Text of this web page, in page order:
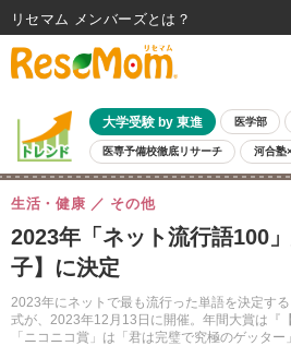
大学受験 by 東進 医学部
医専予備校徹底リサーチ 河合塾
親子で考える大学選び 高校受験 中学受験
共通テスト 夏休み
8月開催イベント・WS 全国公立高校 過去問
自由研究教材（小学生向け）
2023年「ネット流行語100
子】に決定
2023年にネットで最も流行った単語を決定す
式が、2023年12月13日に開催。年間大賞は『
「ニコニコ賞」は「君は完璧で究極のゲッター
生活・健康 その他
リセマム メンバーズ